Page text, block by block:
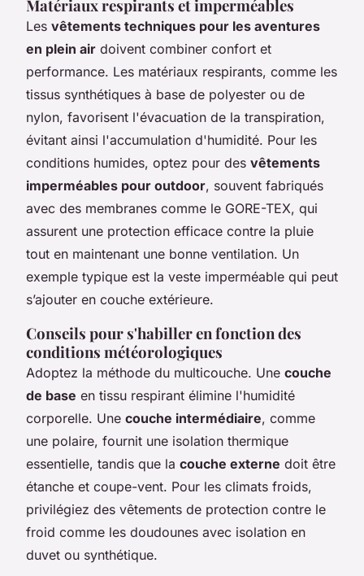
Matériaux respirants et imperméables
Les vêtements techniques pour les aventures
en plein air doivent combiner confort et
performance. Les matériaux respirants, comme les
tissus synthétiques à base de polyester ou de
nylon, favorisent l'évacuation de la transpiration,
évitant ainsi l'accumulation d'humidité. Pour les
conditions humides, optez pour des vêtements
imperméables pour outdoor, souvent fabriqués
avec des membranes comme le GORE-TEX, qui
assurent une protection efficace contre la pluie
tout en maintenant une bonne ventilation. Un
exemple typique est la veste imperméable qui peut
s’ajouter en couche extérieure.
Conseils pour s'habiller en fonction des
conditions météorologiques
Adoptez la méthode du multicouche. Une couche
de base en tissu respirant élimine l'humidité
corporelle. Une couche intermédiaire, comme
une polaire, fournit une isolation thermique
essentielle, tandis que la couche externe doit être
étanche et coupe-vent. Pour les climats froids,
privilégiez des vêtements de protection contre le
froid comme les doudounes avec isolation en
duvet ou synthétique.